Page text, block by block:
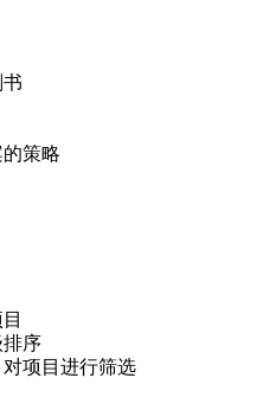
策略
序
项目进行筛选